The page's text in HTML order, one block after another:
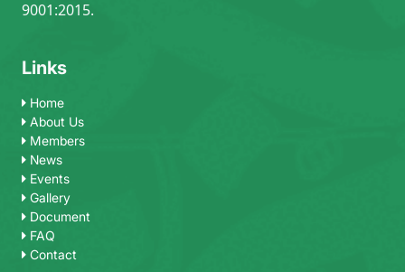
9001:2015.
Links
Home
About Us
Members
News
Events
Gallery
Document
FAQ
Contact